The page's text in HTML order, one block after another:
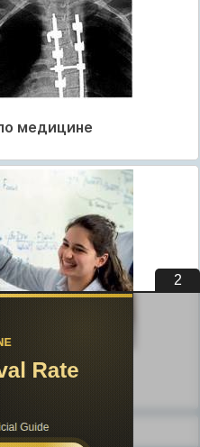
медицине
педагогике
1